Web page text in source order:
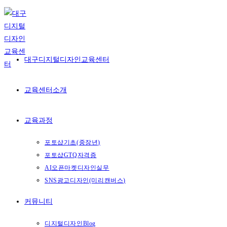
Skip
to
content
대구디지털디자인교육센터
교육센터소개
교육과정
포토샵기초(중장년)
포토샵GTQ자격증
AI오픈마켓디자인실무
SNS광고디자인(미리캔버스)
커뮤니티
디지털디자인Blog